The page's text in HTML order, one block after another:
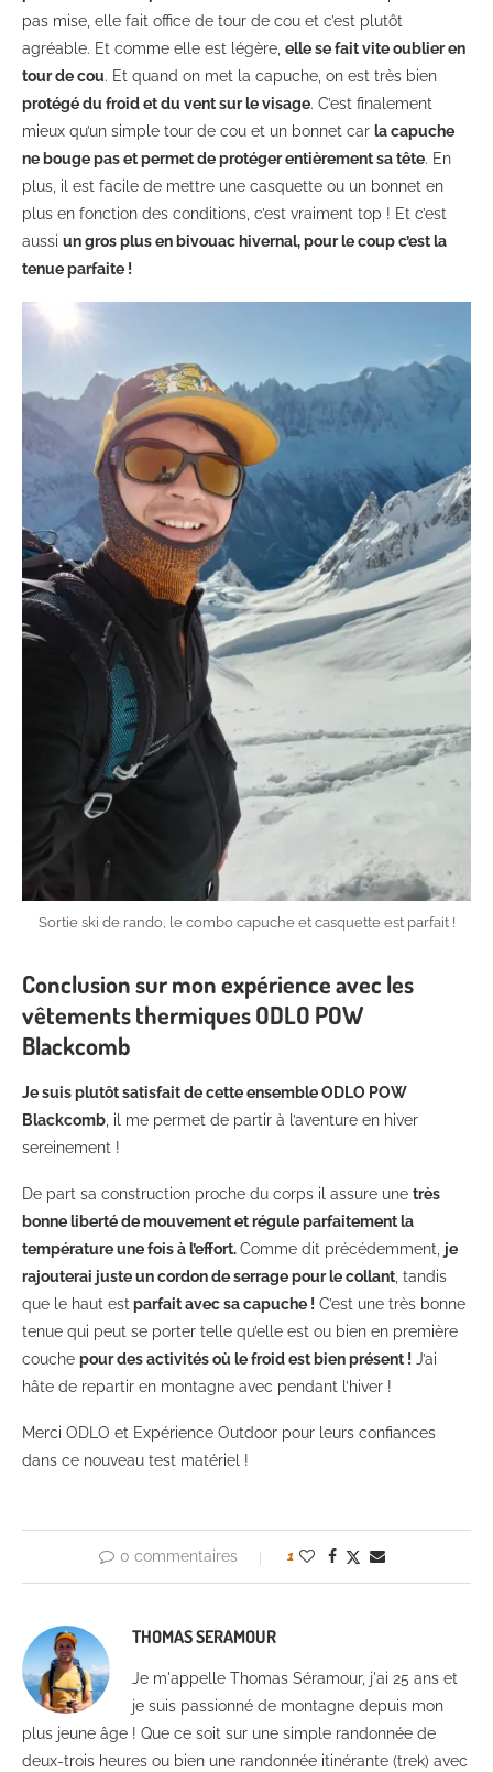
pas mise, elle fait office de tour de cou et c’est plutôt
agréable. Et comme elle est légère, elle se fait vite oublier en
tour de cou. Et quand on met la capuche, on est très bien
protégé du froid et du vent sur le visage. C’est finalement
mieux qu’un simple tour de cou et un bonnet car la capuche
ne bouge pas et permet de protéger entièrement sa tête. En
plus, il est facile de mettre une casquette ou un bonnet en
plus en fonction des conditions, c’est vraiment top ! Et c’est
aussi un gros plus en bivouac hivernal, pour le coup c’est la
tenue parfaite !
Sortie ski de rando, le combo capuche et casquette est parfait !
Conclusion sur mon expérience avec les
vêtements thermiques ODLO POW
Blackcomb
Je suis plutôt satisfait de cette ensemble ODLO POW
Blackcomb , il me permet de partir à l’aventure en hiver
sereinement !
De part sa construction proche du corps il assure une très
bonne liberté de mouvement et régule parfaitement la
température une fois à l’effort.Comme dit précédemment, je
rajouterai juste un cordon de serrage pour le collant , tandis
que le haut est parfait avec sa capuche ! C’est une très bonne
tenue qui peut se porter telle qu’elle est ou bien en première
couche pour des activités où le froid est bien présent ! J’ai
hâte de repartir en montagne avec pendant l’hiver !
Merci ODLO et Expérience Outdoor pour leurs confiances
dans ce nouveau test matériel !
0 commentaires 1
THOMAS SERAMOUR
Je m'appelle Thomas Séramour, j'ai 25 ans et
je suis passionné de montagne depuis mon
plus jeune âge ! Que ce soit sur une simple randonnée de
deux-trois heures ou bien une randonnée itinérante (trek) avec